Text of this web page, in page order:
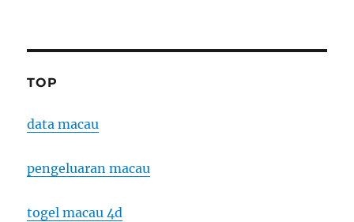
TOP
data macau
pengeluaran macau
togel macau 4d